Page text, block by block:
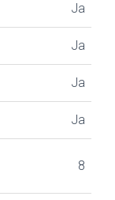
Ja
Ja
Ja
Ja
8